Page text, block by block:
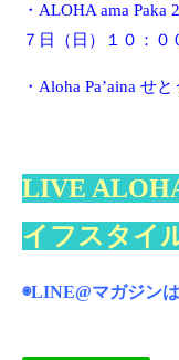
・ALOHA ama
７日（日）１０：０
・Aloha Pa’aina せ
LIVE
イフスタイ
◉LINE@マガジンは